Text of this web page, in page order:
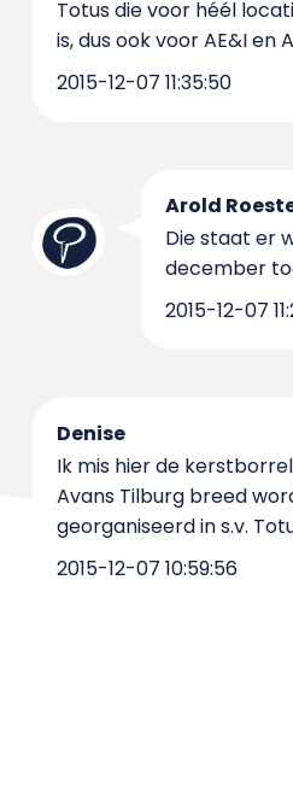
Totus die voor héél
is, dus ook voor AE&I en
2015-12-07 11:35:50
Arold
Die staat er
december
2015-12-07
Denise
Ik mis hier de
Avans Tilburg breed
georganiseerd in s.v.
2015-12-07 10:59:56